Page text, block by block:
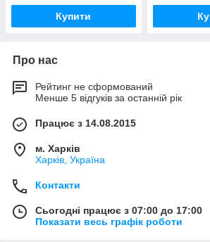
Купити
Про нас
Рейтинг не сформований
Менше 5 відгуків за останній рік
Працює з 14.08.2015
м. Харків
Харків, Україна
Контакти
Сьогодні працює з 07:00 до 17:00
Показати весь графік роботи